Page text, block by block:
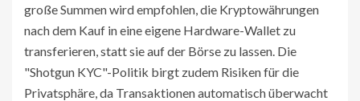
große Summen wird empfohlen, die Kryptowährungen
nach dem Kauf in eine eigene Hardware-Wallet zu
transferieren, statt sie auf der Börse zu lassen. Die
"Shotgun KYC"-Politik birgt zudem Risiken für die
Privatsphäre, da Transaktionen automatisch überwacht